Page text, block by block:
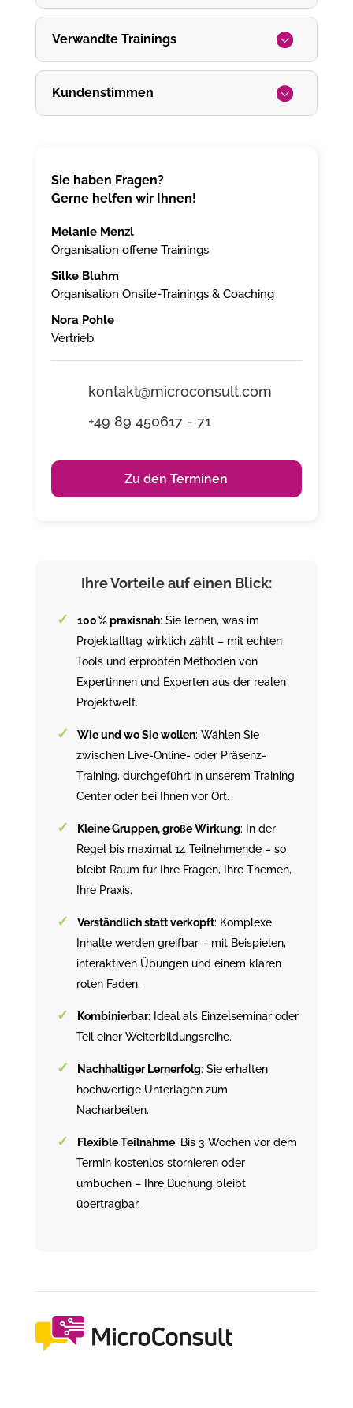
Verwandte Trainings
Kundenstimmen
Sie haben Fragen?
Gerne helfen wir Ihnen!
Melanie Menzl
Organisation offene Trainings
Silke Bluhm
Organisation Onsite-Trainings & Coaching
Nora Pohle
Vertrieb
kontakt@microconsult.com
+49 89 450617 - 71
Zu den Terminen
Ihre Vorteile auf einen Blick:
100 % praxisnah: Sie lernen, was im
Projektalltag wirklich zählt – mit echten
Tools und erprobten Methoden von
Expertinnen und Experten aus der realen
Projektwelt.
Wie und wo Sie wollen: Wählen Sie
zwischen Live-Online- oder Präsenz-
Training, durchgeführt in unserem Training
Center oder bei Ihnen vor Ort.
Kleine Gruppen, große Wirkung: In der
Regel bis maximal 14 Teilnehmende – so
bleibt Raum für Ihre Fragen, Ihre Themen,
Ihre Praxis.
Verständlich statt verkopft: Komplexe
Inhalte werden greifbar – mit Beispielen,
interaktiven Übungen und einem klaren
roten Faden.
Kombinierbar: Ideal als Einzelseminar oder
Teil einer Weiterbildungsreihe.
Nachhaltiger Lernerfolg: Sie erhalten
hochwertige Unterlagen zum
Nacharbeiten.
Flexible Teilnahme: Bis 3 Wochen vor dem
Termin kostenlos stornieren oder
umbuchen – Ihre Buchung bleibt
übertragbar.